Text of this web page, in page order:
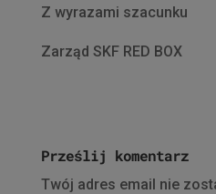
Z wyrazami szacunku
Zarząd SKF RED BOX
Prześlij komentarz
Twój adres email nie